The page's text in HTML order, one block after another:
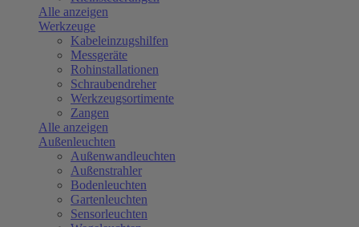
Alle anzeigen
Werkzeuge
Kabeleinzugshilfen
Messgeräte
Rohinstallationen
Schraubendreher
Werkzeugsortimente
Zangen
Alle anzeigen
Außenleuchten
Außenwandleuchten
Außenstrahler
Bodenleuchten
Gartenleuchten
Sensorleuchten